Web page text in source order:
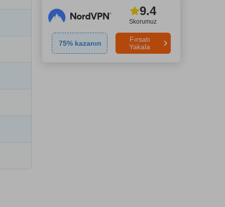
Skorumuz
9.4
75% kazanın
Fırsatı
Yakala